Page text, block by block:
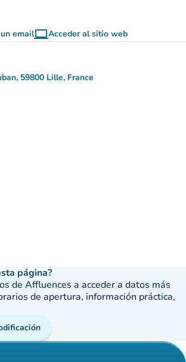
emailcomputerAcceder al sitio web
(nueva pestaña)
59800 Lille, France
(abrir en Google Maps)
(nueva pestaña)
página?
de Affluences a acceder a datos más
de apertura, información práctica,